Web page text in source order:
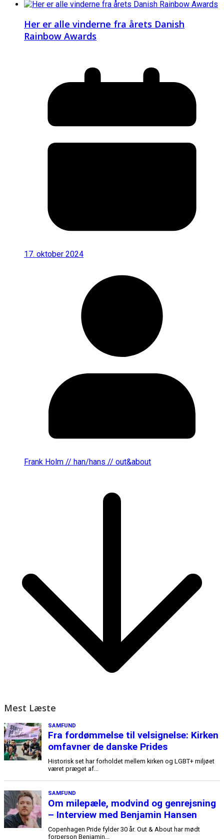
Her er alle vinderne fra årets Danish
Rainbow Awards
17. oktober 2024
Frank Holm // han/hans // out&about
Mest Læste